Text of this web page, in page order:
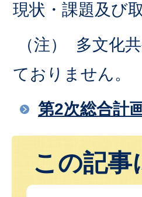
現状・課題及び
（注） 多文化
ておりません。
第2次総合計
この記事